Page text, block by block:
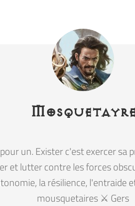
Mosquetayre
un. Exister c'est exercer sa
et lutter contre les forces
la résilience, l'entraide
mousquetaires ⚔️ Gers